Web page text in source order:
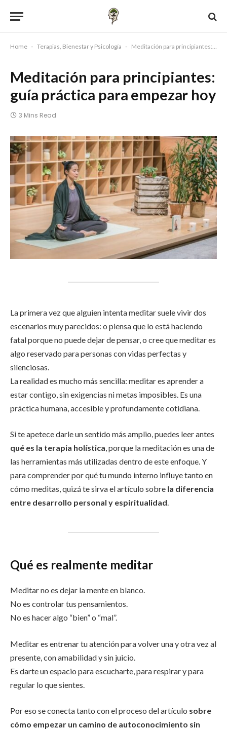
Home - Terapias, Bienestar y Psicología - Meditación para principiantes: guía práctica para empezar hoy
Meditación para principiantes:
guía práctica para empezar hoy
3 Mins Read
La primera vez que alguien intenta meditar suele vivir dos
escenarios muy parecidos: o piensa que lo está haciendo
fatal porque no puede dejar de pensar, o cree que meditar es
algo reservado para personas con vidas perfectas y
silenciosas.
La realidad es mucho más sencilla: meditar es aprender a
estar contigo, sin exigencias ni metas imposibles. Es una
práctica humana, accesible y profundamente cotidiana.
Si te apetece darle un sentido más amplio, puedes leer antes
qué es la terapia holística, porque la meditación es una de
las herramientas más utilizadas dentro de este enfoque. Y
para comprender por qué tu mundo interno influye tanto en
cómo meditas, quizá te sirva el artículo sobre la diferencia
entre desarrollo personal y espiritualidad.
Qué es realmente meditar
Meditar no es dejar la mente en blanco.
No es controlar tus pensamientos.
No es hacer algo “bien” o “mal”.
Meditar es entrenar tu atención para volver una y otra vez al
presente, con amabilidad y sin juicio.
Es darte un espacio para escucharte, para respirar y para
regular lo que sientes.
Por eso se conecta tanto con el proceso del artículo sobre
cómo empezar un camino de autoconocimiento sin